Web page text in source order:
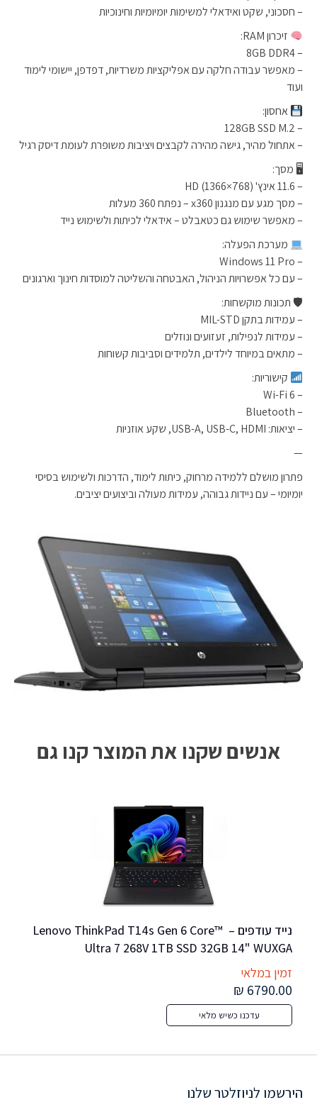
– חסכוני, שקט ואידאלי למשימות יומיומיות וחינוכיות
זיכרון RAM:
– 8GB DDR4
– מאפשר עבודה חלקה עם אפליקציות משרדיות, דפדפן, יישומי לימוד
ועוד
אחסון:
– 128GB SSD M.2
– אתחול מהיר, גישה מהירה לקבצים ויציבות משופרת לעומת דיסק רגיל
🖥 מסך:
– 11.6 אינץ' HD (1366×768)
– מסך מגע עם מנגנון x360 – נפתח 360 מעלות
– מאפשר שימוש גם כטאבלט – אידאלי לכיתות ולשימוש נייד
מערכת הפעלה:
– Windows 11 Pro
– עם כל אפשרויות הניהול, האבטחה והשליטה למוסדות חינוך וארגונים
🛡 תכונות מוקשחות:
– עמידות בתקן MIL-STD
– עמידות לנפילות, זעזועים ונוזלים
– מתאים במיוחד לילדים, תלמידים וסביבות קשוחות
קישוריות:
– Wi-Fi 6
– Bluetooth
– יציאות: USB-A, USB-C, HDMI, שקע אוזניות
—
פתרון מושלם ללמידה מרחוק, כיתות לימוד, הדרכות ולשימוש בסיסי
יומיומי – עם ניידות גבוהה, עמידות מעולה וביצועים יציבים.
אנשים שקנו את המוצר קנו גם
Webcam BLACK Backlit Keyboard FP Reader
זמין במלאי
6790.00 ₪
עדכנו כשיש מלאי
הירשמו לניוזלטר שלנו